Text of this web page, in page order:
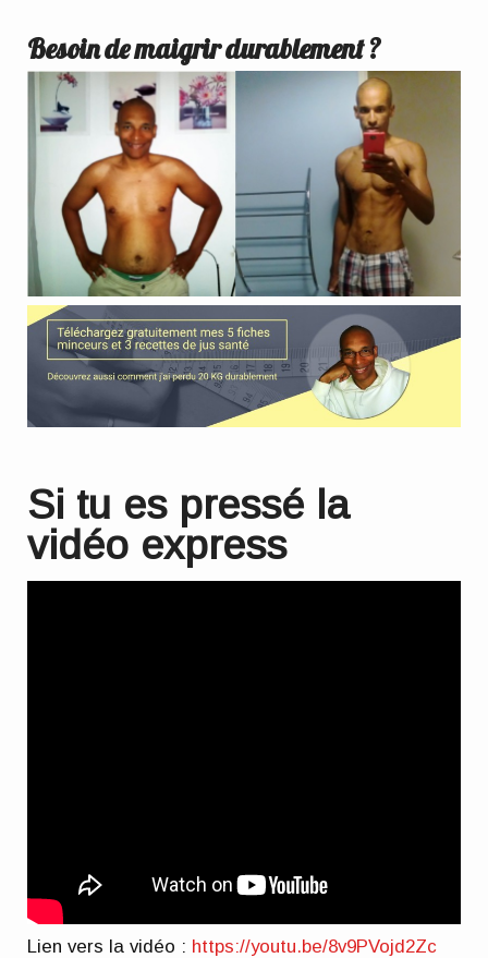
Besoin de maigrir durablement ?
Si tu es pressé la
vidéo express
Lien vers la vidéo : https://youtu.be/8v9PVojd2Zc